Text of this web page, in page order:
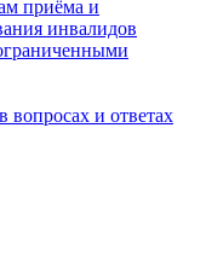
приёма и
инвалидов
вопросах и ответах